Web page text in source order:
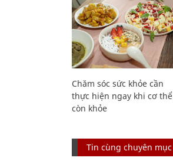
Chăm sóc sức khỏe cần
thực hiện ngay khi cơ thể
còn khỏe
Tin cùng chuyên mục